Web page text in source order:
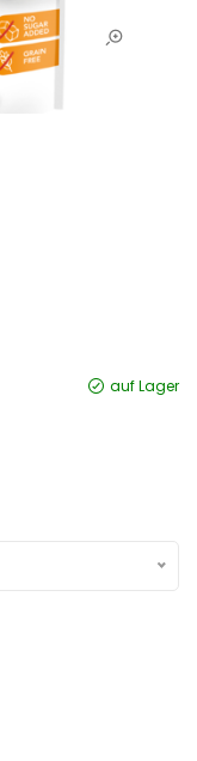
auf Lager